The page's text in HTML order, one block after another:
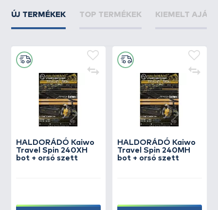
ÚJ TERMÉKEK TOP TERMÉKEK KIEMELT
HALDORÁDÓ Kaiwo
Travel Spin 240XH
bot + orsó szett
HALDORÁDÓ Kaiwo
Travel Spin 240MH
bot + orsó szett